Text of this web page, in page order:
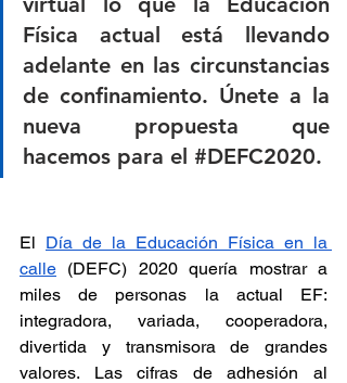
Física actual está llevando
adelante en las circunstancias
de confinamiento. Únete a la
nueva propuesta que
hacemos para el #DEFC2020.
El Día de la Educación Física en la
calle (DEFC) 2020 quería mostrar a
miles de personas la actual EF:
integradora, variada, cooperadora,
divertida y transmisora de grandes